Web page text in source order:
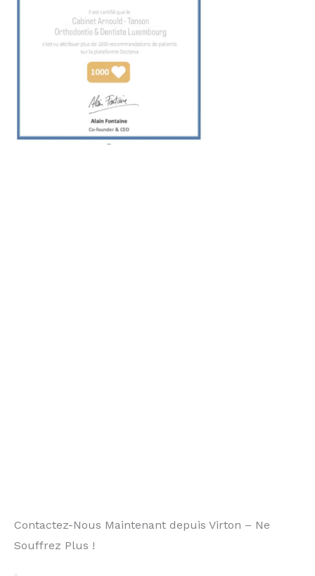
Contactez-Nous Maintenant depuis Virton – Ne
Souffrez Plus !